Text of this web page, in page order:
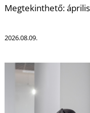
Megtekinthető:
2026.08.09.